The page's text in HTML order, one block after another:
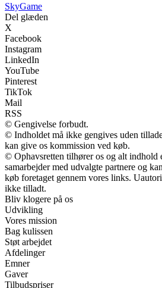
SkyGame
Del glæden
X
Facebook
Instagram
LinkedIn
YouTube
Pinterest
TikTok
Mail
RSS
© Gengivelse forbudt.
© Indholdet må ikke gengives uden
kan give os kommission ved køb.
© Ophavsretten tilhører os og alt indhold
samarbejder med udvalgte partnere og
køb foretaget gennem vores links.
ikke tilladt.
Bliv klogere på os
Udvikling
Vores mission
Bag kulissen
Støt arbejdet
Afdelinger
Emner
Gaver
Tilbudspriser